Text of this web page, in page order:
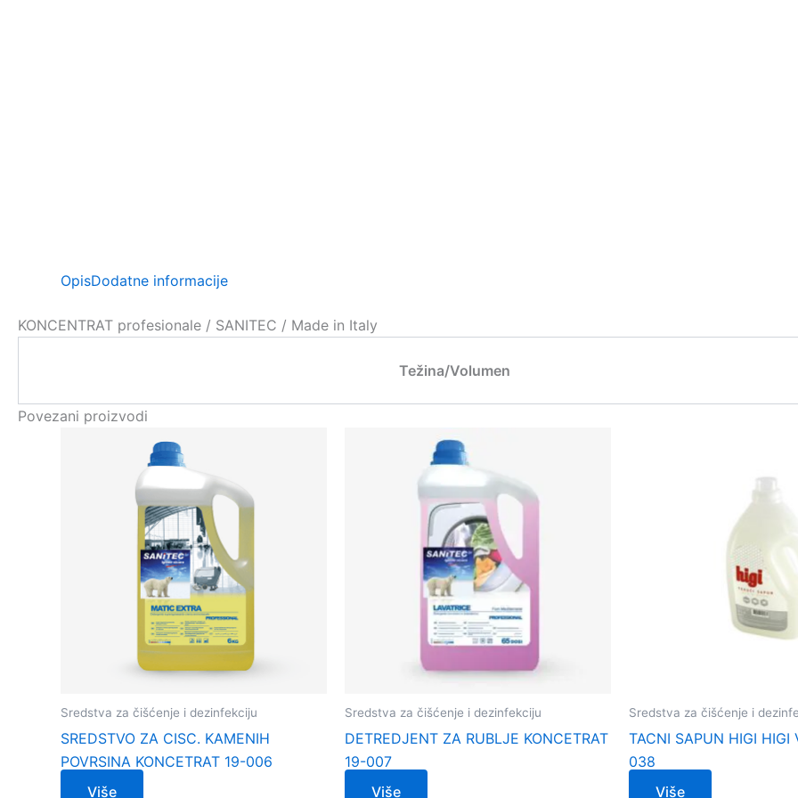
OpisDodatne informacije
KONCENTRAT profesionale / SANITEC / Made in Italy
Težina/Volumen
Povezani proizvodi
Sredstva za čišćenje i dezinfekciju
SREDSTVO ZA CISC. KAMENIH
POVRSINA KONCETRAT 19-006
Više
Sredstva za čišćenje i dezinfekciju
DETREDJENT ZA RUBLJE KONCETRAT
19-007
Više
Sredstva za čišćenje i
TACNI SAPUN HIGI HIGI
038
Više